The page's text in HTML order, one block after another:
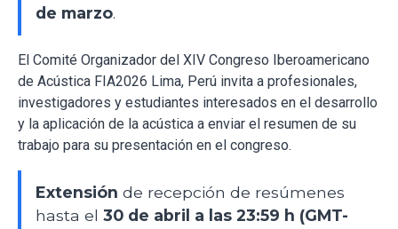
de marzo.
El Comité Organizador del XIV Congreso Iberoamericano
de Acústica FIA2026 Lima, Perú invita a profesionales,
investigadores y estudiantes interesados en el desarrollo
y la aplicación de la acústica a enviar el resumen de su
trabajo para su presentación en el congreso.
Extensión de recepción de resúmenes
hasta el 30 de abril a las 23:59 h (GMT-